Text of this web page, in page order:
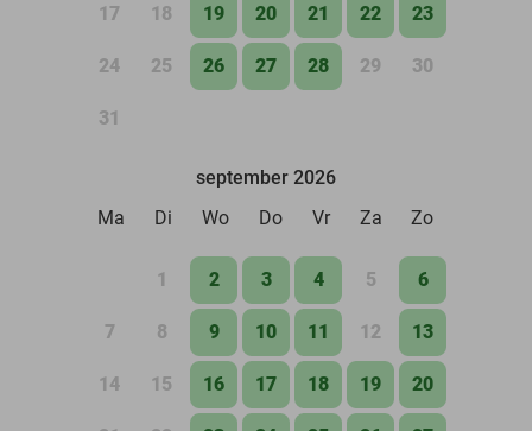
17 18 19 20 21 22 23
24 25 26 27 28 29 30
31
september 2026
Ma
Di Wo Do Vr Za Zo
1 2 3 4 5 6
7 8 9 10 11 12 13
14 15 16 17 18 19 20